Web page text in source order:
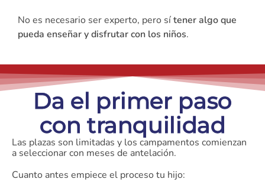
No es necesario ser experto, pero sítener algo que
pueda enseñar y disfrutar con los niños.
Da el primer paso
con tranquilidad
Las plazas son limitadas y los campamentos comienzan
a seleccionar con meses de antelación.
Cuanto antes empiece el proceso tu hijo: